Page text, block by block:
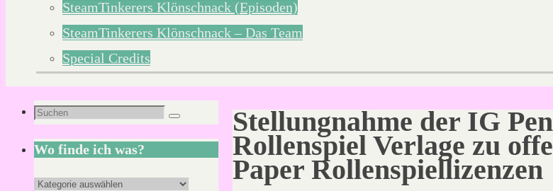
SteamTinkerers Klönschnack (Episoden)
SteamTinkerers Klönschnack – Das Team
Special Credits
Stellungnahme der IG
Rollenspiel Verlage zu
Paper Rollenspiellizenzen
Suchen
nach:
Suchen
Wo finde ich was?
Wo